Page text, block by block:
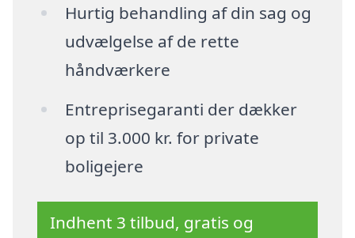
Hurtig behandling af din sag og
udvælgelse af de rette
håndværkere
Entreprisegaranti der dækker
op til 3.000 kr. for private
boligejere
Indhent 3 tilbud, gratis og